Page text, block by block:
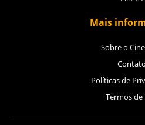
Mais
Sobre o
Contato
Políticas de
Termos de